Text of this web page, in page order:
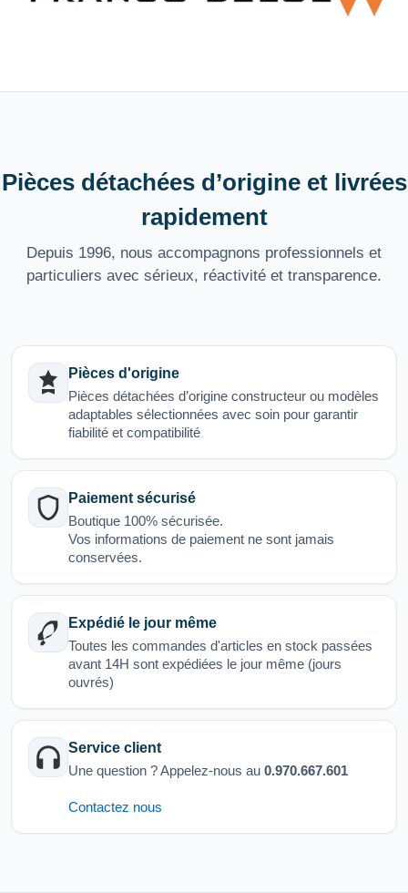
Pièces détachées d’origine et livrées
rapidement
Depuis 1996, nous accompagnons professionnels et
particuliers avec sérieux, réactivité et transparence.
Pièces d'origine
Pièces détachées d’origine constructeur ou modèles
adaptables sélectionnées avec soin pour garantir
fiabilité et compatibilité
Paiement sécurisé
Boutique 100% sécurisée.
Vos informations de paiement ne sont jamais
conservées.
Expédié le jour même
Toutes les commandes d'articles en stock passées
avant 14H sont expédiées le jour même (jours
ouvrés)
Service client
Une question ? Appelez-nous au 0.970.667.601
Contactez nous